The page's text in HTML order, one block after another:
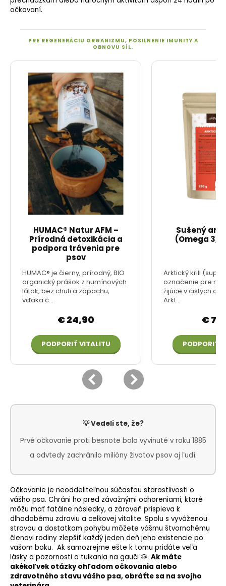
očkovaní.
💡 Vedeli ste, že?
Prvé očkovanie proti besnote bolo vyvinuté v roku 1885
a odvtedy zachránilo milióny životov psov aj ľudí.
Očkovanie je neoddeliteľnou súčasťou starostlivosti o
vášho psa. Chráni ho pred závažnými ochoreniami, ktoré
môžu mať fatálne následky, a zároveň prispieva k
dlhodobému zdraviu a celkovej vitalite. Spolu s vyváženou
stravou a dostatkom pohybu môžete vášmu štvornohému
členovi rodiny zlepšiť každý jeden deň jeho existencie po
vašom boku. Ak samozrejme ešte k tomu pridáte veľa
lásky a pozornosti a tulkania na gauči 🐶. Ak máte
akékoľvek otázky ohľadom očkovania alebo
zdravotného stavu vášho psa, obráťte sa na svojho